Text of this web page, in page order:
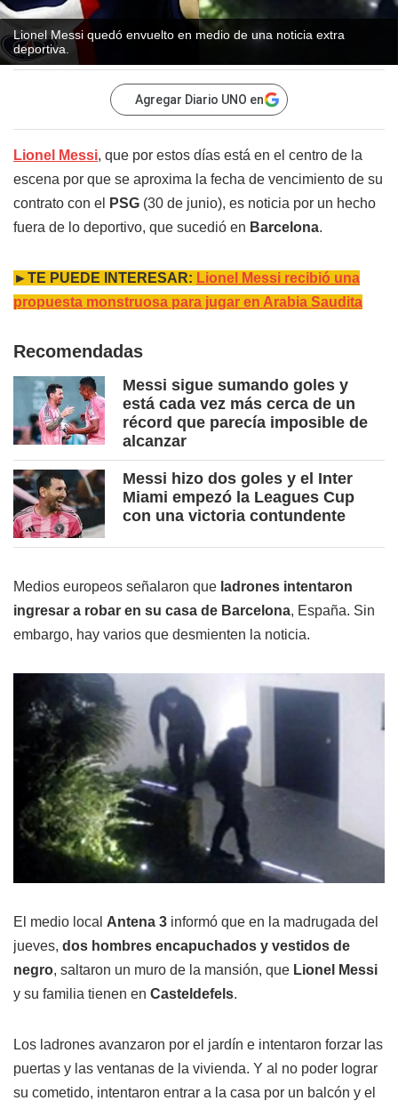
Lionel Messi quedó envuelto en medio de una noticia extra
deportiva.
Agregar Diario UNO en
Lionel Messi, que por estos días está en el centro de la
escena por que se aproxima la fecha de vencimiento de su
contrato con el
PSG (30 de junio), es noticia por un hecho
fuera de lo deportivo, que sucedió en Barcelona.
►TE PUEDE INTERESAR: Lionel Messi recibió una
propuesta monstruosa para jugar en Arabia Saudita
Recomendadas
Messi sigue sumando goles y
está cada vez más cerca de un
récord que parecía imposible de
alcanzar
Messi hizo dos goles y el Inter
Miami empezó la Leagues Cup
con una victoria contundente
Medios europeos señalaron que ladrones intentaron
ingresar a robar en su casa de Barcelona, España. Sin
embargo, hay varios que desmienten la noticia.
El medio local Antena 3 informó que en la madrugada del
jueves, dos hombres encapuchados y vestidos de
negro, saltaron un muro de la mansión, que Lionel Messi
y su familia tienen en Casteldefels.
Los ladrones avanzaron por el jardín e intentaron forzar las
puertas y las ventanas de la vivienda. Y al no poder lograr
su cometido, intentaron entrar a la casa por un balcón y el